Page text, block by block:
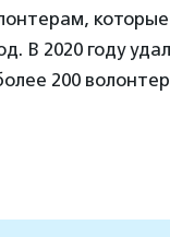
В 2020 году
200